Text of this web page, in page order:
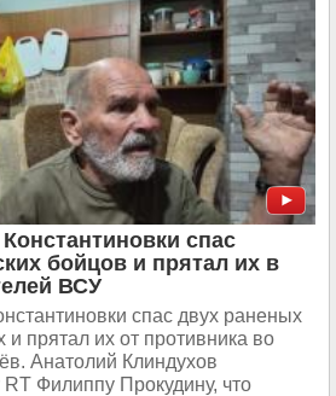
спас
бойцов и прятал их в
ВСУ
спас двух раненых
и прятал их от противника во
Анатолий Клиндухов
RT Филиппу Прокудину, что